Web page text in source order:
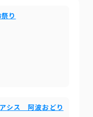
り
シス 阿波おどり